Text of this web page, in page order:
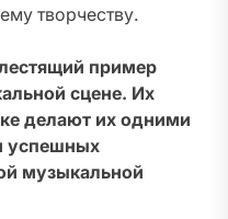
творчеству.
пример
сцене. Их
делают их одними
успешных
музыкальной